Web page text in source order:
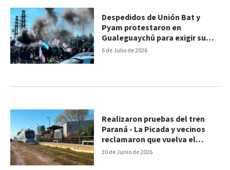
6 de Julio de 2026
Despedidos de Unión Bat y
Pyam protestaron en
Gualeguaychú para exigir su
reincorporación
30 de Junio de 2026
Realizaron pruebas del tren
Paraná - La Picada y vecinos
reclamaron que vuelva el
servicio